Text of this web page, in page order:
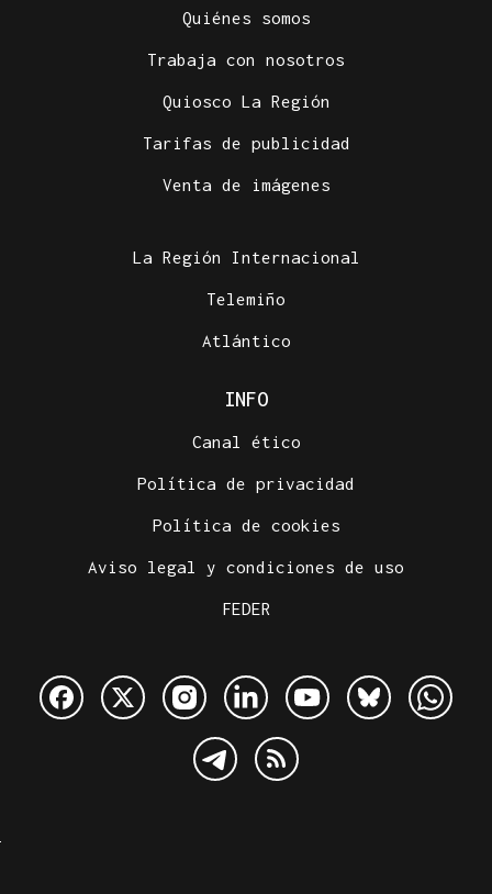
Quiénes somos
Trabaja con nosotros
Quiosco La Región
Tarifas de publicidad
Venta de imágenes
La Región Internacional
Telemiño
Atlántico
INFO
Canal ético
Política de privacidad
Política de cookies
Aviso legal y condiciones de uso
FEDER